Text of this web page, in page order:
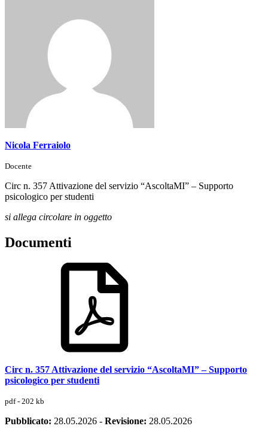
Nicola Ferraiolo
Docente
Circ n. 357 Attivazione del servizio “AscoltaMI” – Supporto
psicologico per studenti
si allega circolare in oggetto
Documenti
Circ n. 357 Attivazione del servizio “AscoltaMI” – Supporto
psicologico per studenti
pdf - 202 kb
Pubblicato: 28.05.2026 - Revisione: 28.05.2026